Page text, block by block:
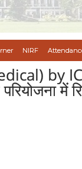
NIRF
by